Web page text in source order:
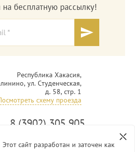
на бесплатную рассылку!
Республика Хакасия,
ул. Студенческая,
д. 58, стр. 1
схему проезда
8 (3902) 305 905
Этот сайт разработан и заточен как